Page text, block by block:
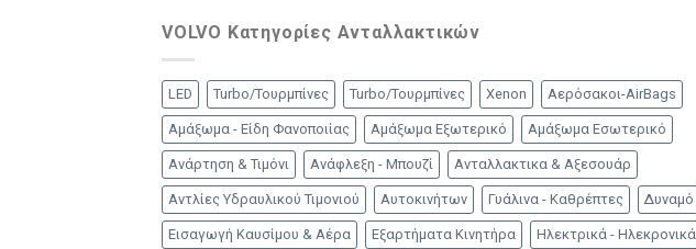
VOLVO Κατηγορίες Ανταλλακτικών
LED Turbo/Τουρμπίνες Turbo/Τουρμπίνες Xenon Αερόσακοι-AirBags
Αμάξωμα - Είδη Φανοποιίας Αμάξωμα Εξωτερικό Αμάξωμα Εσωτερικό
Ανάρτηση & Τιμόνι Ανάφλεξη - Μπουζί Ανταλλακτικα & Αξεσουάρ
Αντλίες Υδραυλικού Τιμονιού Αυτοκινήτων Γυάλινα - Καθρέπτες Δυναμό
Εισαγωγή Καυσίμου & Αέρα Εξαρτήματα Κινητήρα Ηλεκτρικά - Ηλεκρονικά